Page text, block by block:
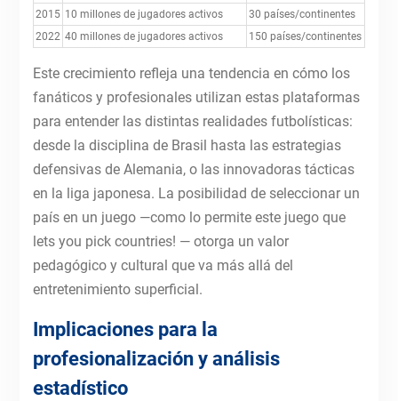
2015 10 millones de jugadores activos
30 países/continentes
2022 40 millones de jugadores activos 150 países/continentes
Este crecimiento refleja una tendencia en cómo los
fanáticos y profesionales utilizan estas plataformas
para entender las distintas realidades futbolísticas:
desde la disciplina de Brasil hasta las estrategias
defensivas de Alemania, o las innovadoras tácticas
en la liga japonesa. La posibilidad de seleccionar un
país en un juego —como lo permite este juego que
lets you pick countries! — otorga un valor
pedagógico y cultural que va más allá del
entretenimiento superficial.
Implicaciones para la
profesionalización y análisis
estadístico